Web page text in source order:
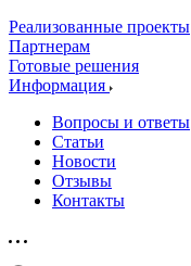
Реализованные проекты
Партнерам
Готовые решения
Информация
Вопросы и ответы
Статьи
Новости
Отзывы
Контакты